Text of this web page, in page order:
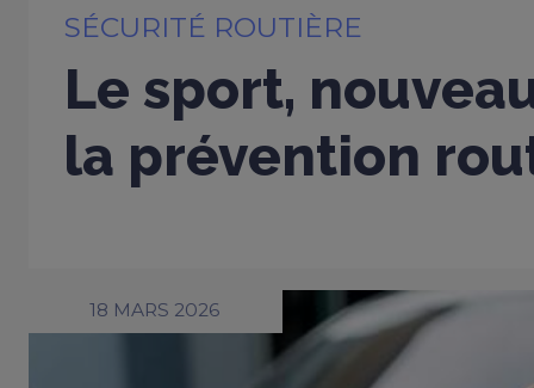
SÉCURITÉ ROUTIÈRE
Le sport,
la prévention
18 MARS 2026